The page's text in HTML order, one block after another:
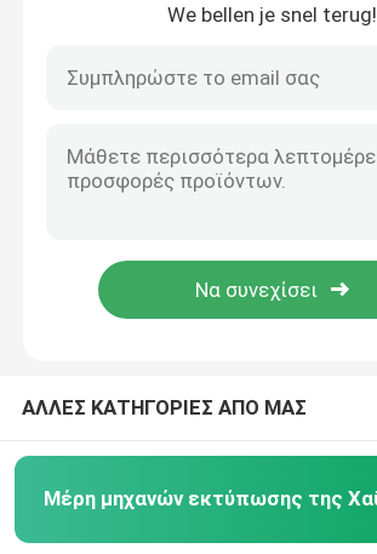
We bellen je snel terug!
ΑΛΛΕΣ ΚΑΤΗΓΟΡΙΕΣ ΑΠΟ ΜΑΣ